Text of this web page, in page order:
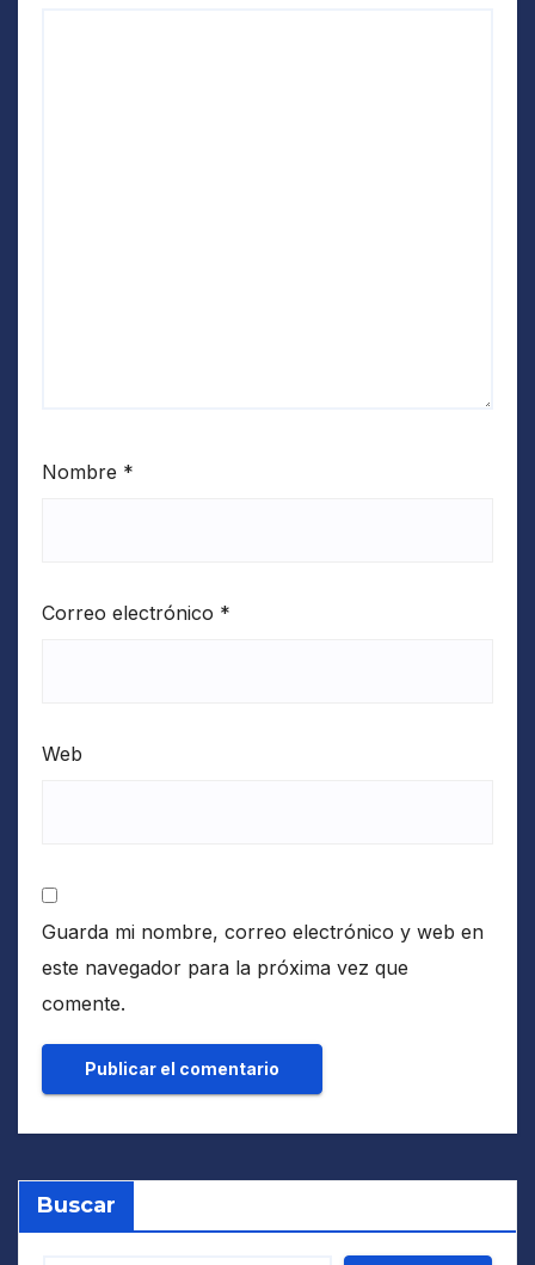
Nombre *
Correo electrónico *
Web
Guarda mi nombre, correo electrónico y web en
este navegador para la próxima vez que
comente.
Buscar